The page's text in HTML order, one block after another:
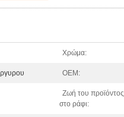
Χρώμα:
OEM:
Ζωή του προϊόντος
στο ράφι: